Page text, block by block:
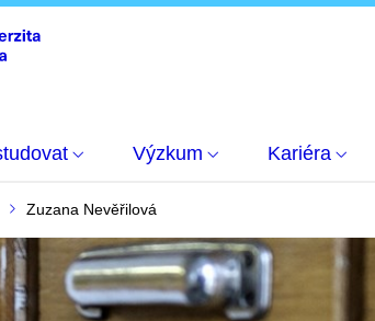
Výzkum Kariéra
Zuzana Nevěřilová